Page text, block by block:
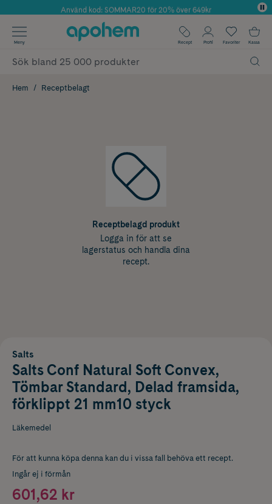
Årets Butik 2025 inom Skönhet
Använd kod: SOMMAR20 för 20% över 649kr
✓ Fri frakt
✓ Poäng på alla köp*
Meny Recept Profil Favoriter Kassa
Hem Receptbelagt
Receptbelagd produkt
Logga in för att se
lagerstatus och handla dina
recept.
Salts
Salts Conf Natural Soft Convex,
Tömbar Standard, Delad framsida,
förklippt 21 mm10 styck
Läkemedel
För att kunna köpa denna kan du i vissa fall behöva ett recept.
Ingår ej i förmån
601,62 kr